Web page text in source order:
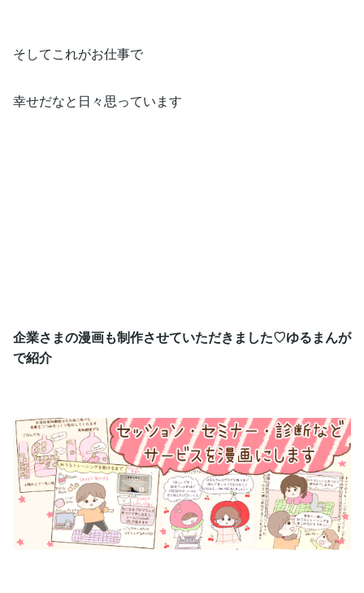
そしてこれがお仕事で
幸せだなと日々思っています
企業さまの漫画も制作させていただきました♡ゆるまんが
で紹介